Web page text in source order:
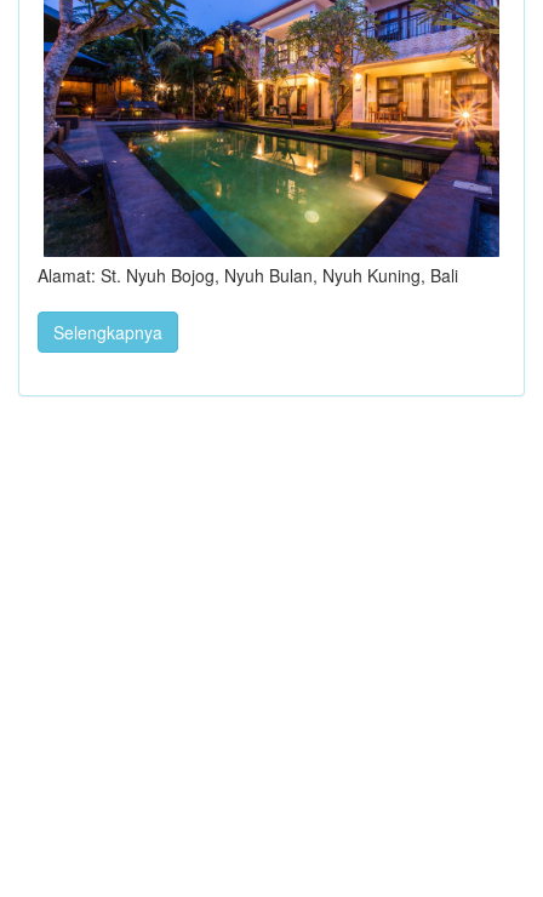
Alamat: St. Nyuh Bojog, Nyuh Bulan, Nyuh Kuning, Bali
Selengkapnya